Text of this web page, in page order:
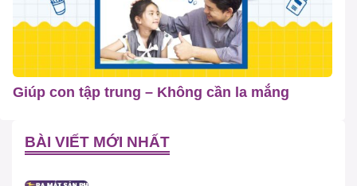
Giúp con tập trung – Không cần la mắng
BÀI VIẾT MỚI NHẤT